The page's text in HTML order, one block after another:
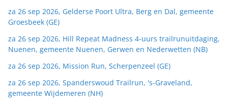
za 26 sep 2026, Gelderse Poort Ultra, Berg en Dal, gemeente
Groesbeek (GE)
za 26 sep 2026, Hill Repeat Madness 4-uurs trailrunuitdaging,
Nuenen, gemeente Nuenen, Gerwen en Nederwetten (NB)
za 26 sep 2026, Mission Run, Scherpenzeel (GE)
za 26 sep 2026, Spanderswoud Trailrun, 's-Graveland,
gemeente Wijdemeren (NH)